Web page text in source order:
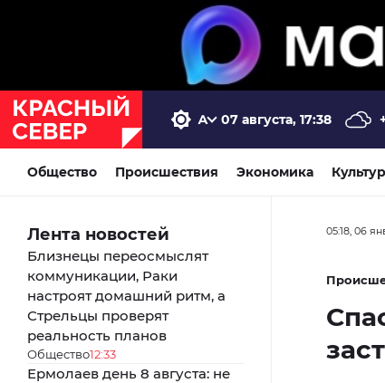
07 августа, 17:38
Общество Происшествия Экономика
Лента новостей
Близнецы переосмыслят
коммуникации, Раки
настроят домашний ритм, а
Стрельцы проверят
реальность планов
Общество12:33
Ермолаев день 8 августа: не
05:18, 06